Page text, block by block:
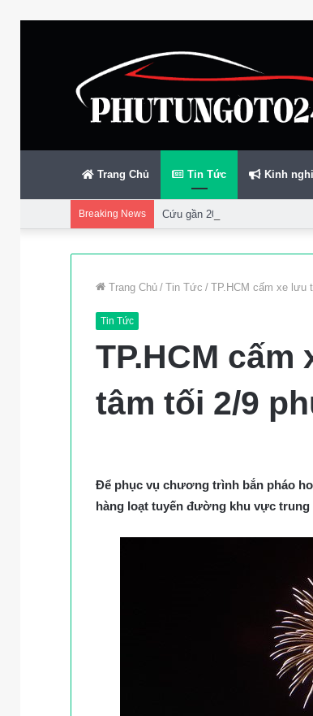
Trang Chủ Tin Tức Kinh
Breaking News Cứu gần 200 thuyền viên gặp
Trang Chủ / Tin Tức / TP.HCM cấm xe lưu
Tin Tức
TP.HCM
tâm tối 2/9
Để phục vụ chương trình bắn pháo
hàng loạt tuyến đường khu vực trung